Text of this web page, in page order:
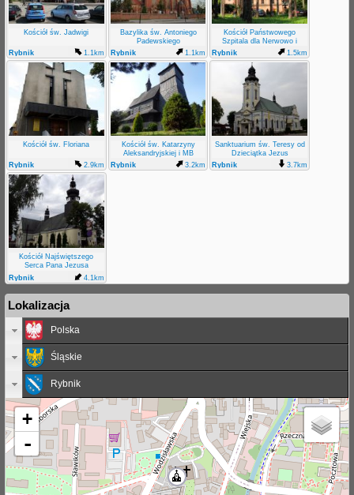
Kościół św. Jadwigi
Rybnik 1.1km
Bazylika św. Antoniego
Padewskiego
Rybnik
1.1km
Kościół Państwowego
Szpitala dla Nerwowo i
Psychicznie Chorych
Rybnik 1.5km
Kościół św. Floriana
Rybnik 2.9km
Kościół św. Katarzyny
Aleksandryjskiej i MB
Różańcowej
Rybnik 3.2km
Sanktuarium św. Teresy od
Dzieciątka Jezus
Rybnik
3.7km
Kościół Najświętszego
Serca Pana Jezusa
Rybnik
4.1km
Lokalizacja
Polska
Śląskie
Rybnik
+
-